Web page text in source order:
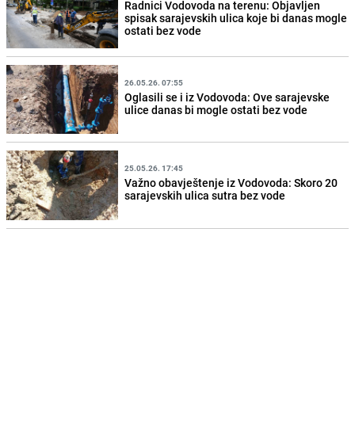
Radnici Vodovoda na terenu: Objavljen
spisak sarajevskih ulica koje bi danas mogle
ostati bez vode
26.05.26. 07:55
Oglasili se i iz Vodovoda: Ove sarajevske
ulice danas bi mogle ostati bez vode
25.05.26. 17:45
Važno obavještenje iz Vodovoda: Skoro 20
sarajevskih ulica sutra bez vode